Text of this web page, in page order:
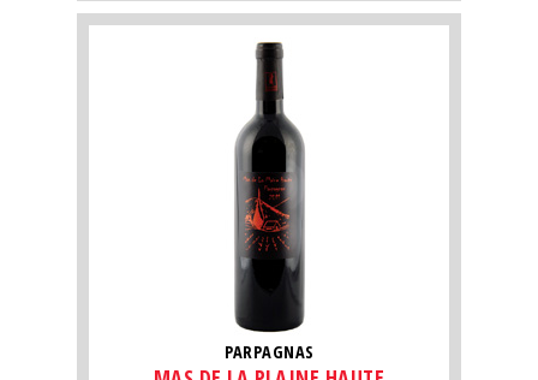
PARPAGNAS